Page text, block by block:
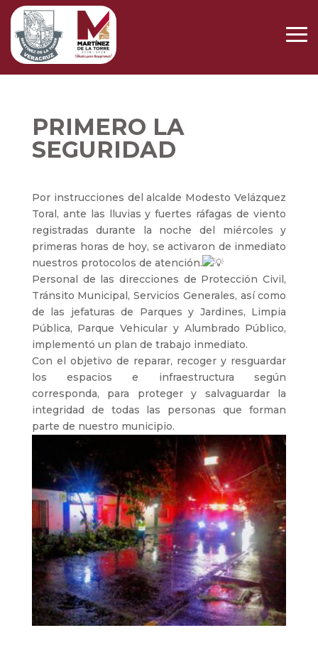
PRIMERO LA
SEGURIDAD
Por instrucciones del alcalde Modesto Velázquez
Toral, ante las lluvias y fuertes ráfagas de viento
registradas durante la noche del miércoles y
primeras horas de hoy, se activaron de inmediato
nuestros protocolos de atención.
Personal de las direcciones de Protección Civil,
Tránsito Municipal, Servicios Generales, así como
de las jefaturas de Parques y Jardines, Limpia
Pública, Parque Vehicular y Alumbrado Público,
implementó un plan de trabajo inmediato.
Con el objetivo de reparar, recoger y resguardar
los espacios e infraestructura según
corresponda, para proteger y salvaguardar la
integridad de todas las personas que forman
parte de nuestro municipio.